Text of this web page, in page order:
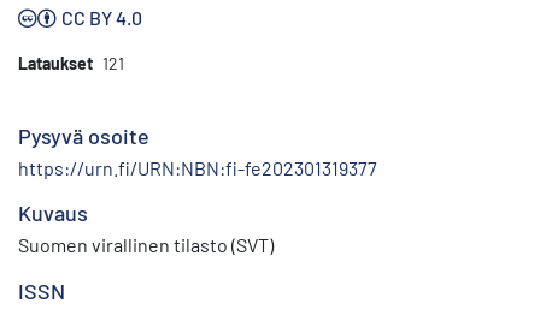
CC BY 4.0
Lataukset 121
Pysyvä osoite
https://urn.fi/URN:NBN:fi-fe202301319377
Kuvaus
Suomen virallinen tilasto (SVT)
ISSN